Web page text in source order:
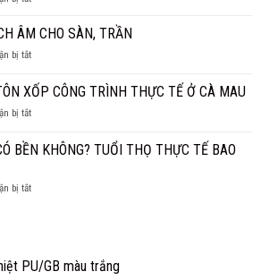
NHẤT
NHIỆT
TRẦN
THỐNG?
PANEL
4
GIA
NHỎ
NHANH
NGHI
ÂM CHO SÀN, TRẦN
bị tắtở
XPS
CÁCH
ÂM
SÀN,
XỐP CÔNG TRÌNH THỰC TẾ Ở CÀ MAU
bị tắtở
PANEL
TÔN
CÔNG
CÀ
BỀN KHÔNG? TUỔI THỌ THỰC TẾ BAO
bị tắtở
KHÔNG?
PU/GB màu trắng